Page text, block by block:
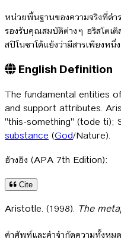
หน่วยพื้นฐานของความจริงที่ดำ
รองรับคุณสมบัติต่างๆ อริสโตเ
สปิโนซาโต้แย้งว่ามีสารเพียงหนึ่
English Definition
The fundamental entities
and support attributes.
"this-something" (tode ti);
substance (God/Nature).
อ้างอิง (APA 7th Edition):
Cite
Aristotle. (1998). The
คำศัพท์และคำจำกัดความทั้งหม